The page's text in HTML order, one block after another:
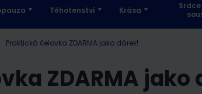
Těhotenství Krása
Praktická čelovka ZDARMA jako dárek!
ZDARMA jako